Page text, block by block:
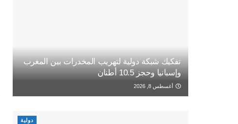
تفكيك شبكة دولية لتهريب المخدرات بين المغرب
وإسبانيا وحجز 10.5 أطنان
أغسطس 8, 2026
دولية